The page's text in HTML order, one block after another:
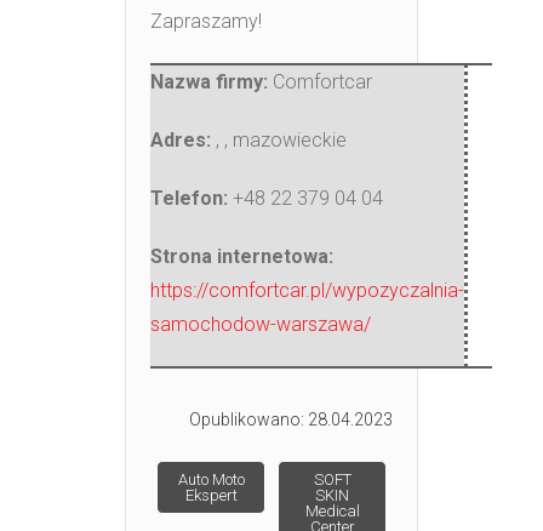
Zapraszamy!
Nazwa firmy: Comfortcar
Adres: , , mazowieckie
Telefon: +48 22 379 04 04
Strona internetowa:
https://comfortcar.pl/wypozyczalnia-
samochodow-warszawa/
Opublikowano: 28.04.2023
Post navigation
Auto Moto
Ekspert
SOFT
SKIN
Medical
Center